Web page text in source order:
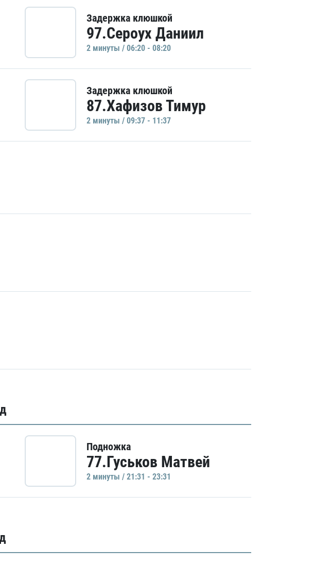
Задержка клюшкой
97.Сероух Даниил
2 минуты / 06:20 - 08:20
Задержка клюшкой
87.Хафизов Тимур
2 минуты / 09:37 - 11:37
Подножка
77.Гуськов Матвей
2 минуты / 21:31 - 23:31